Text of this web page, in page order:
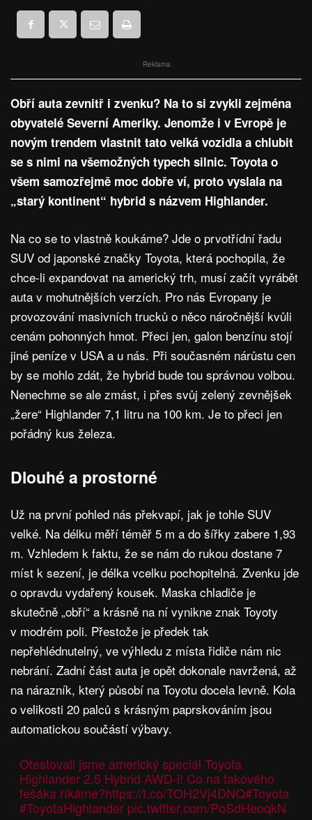
Reklama
Obří auta zevnitř i zvenku? Na to si zvykli zejména
obyvatelé Severní Ameriky. Jenomže i v Evropě je
novým trendem vlastnit tato velká vozidla a chlubit
se s nimi na všemožných typech silnic. Toyota o
všem samozřejmě moc dobře ví, proto vyslala na
„starý kontinent“ hybrid s názvem Highlander.
Na co se to vlastně koukáme? Jde o prvotřídní řadu
SUV od japonské značky Toyota, která pochopila, že
chce-li expandovat na americký trh, musí začít vyrábět
auta v mohutnějších verzích. Pro nás Evropany je
provozování masivních trucků o něco náročnější kvůli
cenám pohonných hmot. Přeci jen, galon benzínu stojí
jiné peníze v USA a u nás. Při současném nárůstu cen
by se mohlo zdát, že hybrid bude tou správnou volbou.
Nenechme se ale zmást, i přes svůj zelený zevnějšek
„žere“ Highlander 7,1 litru na 100 km. Je to přeci jen
pořádný kus železa.
Dlouhé a prostorné
Už na první pohled nás překvapí, jak je tohle SUV
velké. Na délku měří téměř 5 m a do šířky zabere 1,93
m. Vzhledem k faktu, že se nám do rukou dostane 7
míst k sezení, je délka vcelku pochopitelná. Zvenku jde
o opravdu vydařený kousek. Maska chladiče je
skutečně „obří“ a krásně na ní vynikne znak Toyoty
v modrém poli. Přestože je předek tak
nepřehlédnutelný, ve výhledu z místa řidiče nám nic
nebrání. Zadní část auta je opět dokonale navržená, až
na nárazník, který působí na Toyotu docela levně. Kola
o velikosti 20 palců s krásným paprskováním jsou
automatickou součástí výbavy.
Otestovali jsme americký speciál Toyota
Highlander 2.5 Hybrid AWD-i! Co na takového
fešáka říkáme?https://t.co/TOH2Vj4DNQ#Toyota
#ToyotaHighlander pic.twitter.com/PoSdHeoqkN